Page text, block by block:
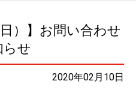
）】お問い合わせ
らせ
2020年02月10日